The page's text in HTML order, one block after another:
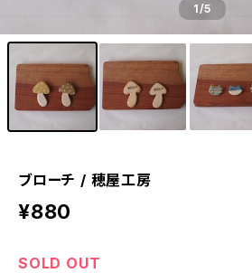
1/5
ブローチ / 穂屋工房
¥880
SOLD OUT